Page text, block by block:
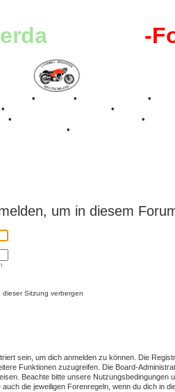
-Register -
• • •
•
•
•
•
•
um in diesem
Sitzung verbergen
sein, um dich anmelden zu können. Die
Funktionen zuzugreifen. Die Board-
Beachte bitte unsere Nutzungsbedingungen
die jeweiligen Forenregeln, wenn du dich in